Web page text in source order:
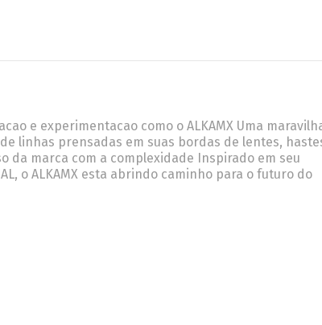
e experimentacao como o ALKAMX Uma
linhas prensadas em suas bordas de lentes,
da marca com a complexidade Inspirado em seu
o ALKAMX esta abrindo caminho para o futuro do